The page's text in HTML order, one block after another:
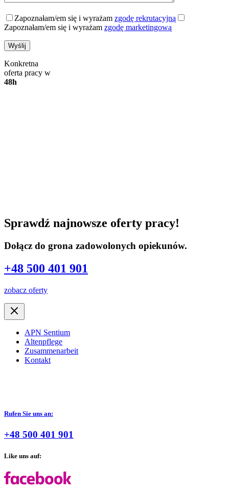
Zapoznałam/em się i wyrażam zgodę rekrutacyjną
Zapoznałam/em się i wyrażam zgodę marketingową
Konkretna
oferta pracy w
48h
Sprawdź najnowsze oferty pracy!
Dołącz do grona zadowolonych opiekunów.
+48 500 401 901
zobacz oferty
APN Sentium
Altenpflege
Zusammenarbeit
Kontakt
Rufen Sie uns an:
+48 500 401 901
Like uns auf: